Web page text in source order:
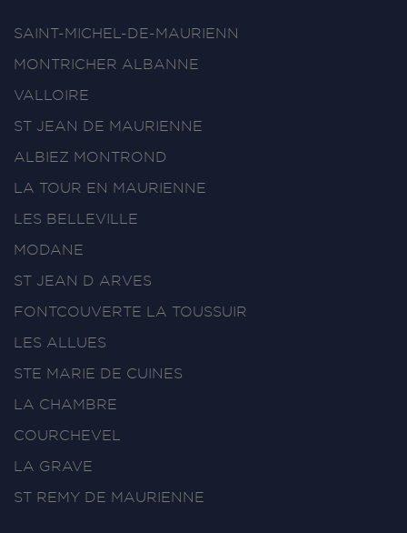
SAINT-MICHEL-DE-MAURIENN
MONTRICHER ALBANNE
VALLOIRE
ST JEAN DE MAURIENNE
ALBIEZ MONTROND
LA TOUR EN MAURIENNE
LES BELLEVILLE
MODANE
ST JEAN D ARVES
FONTCOUVERTE LA TOUSSUIR
LES ALLUES
STE MARIE DE CUINES
LA CHAMBRE
COURCHEVEL
LA GRAVE
ST REMY DE MAURIENNE